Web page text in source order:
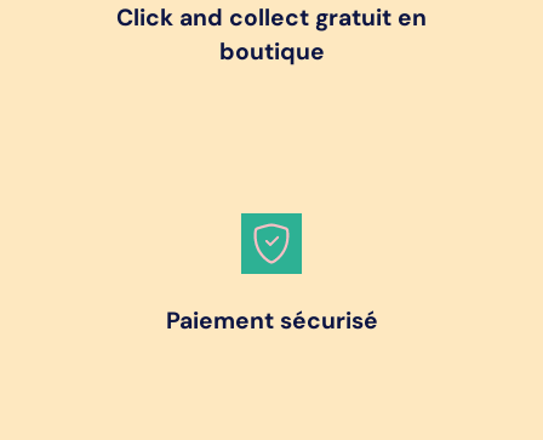
Click and collect gratuit en
boutique
Paiement sécurisé